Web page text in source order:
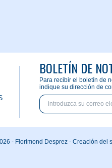
BOLETÍN DE
Para recibir el boletín de
indique su dirección de
- Florimond Desprez - Creación del